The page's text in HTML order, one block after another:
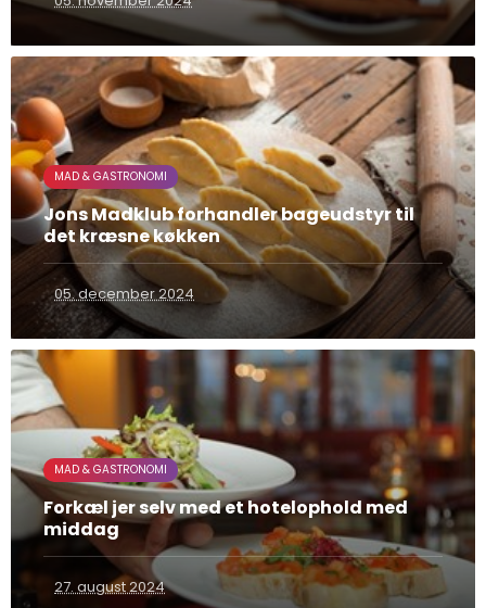
MAD & GASTRONOMI
Jons Madklub forhandler bageudstyr til
det kræsne køkken
05. december 2024
MAD & GASTRONOMI
Forkæl jer selv med et hotelophold med
middag
27. august 2024